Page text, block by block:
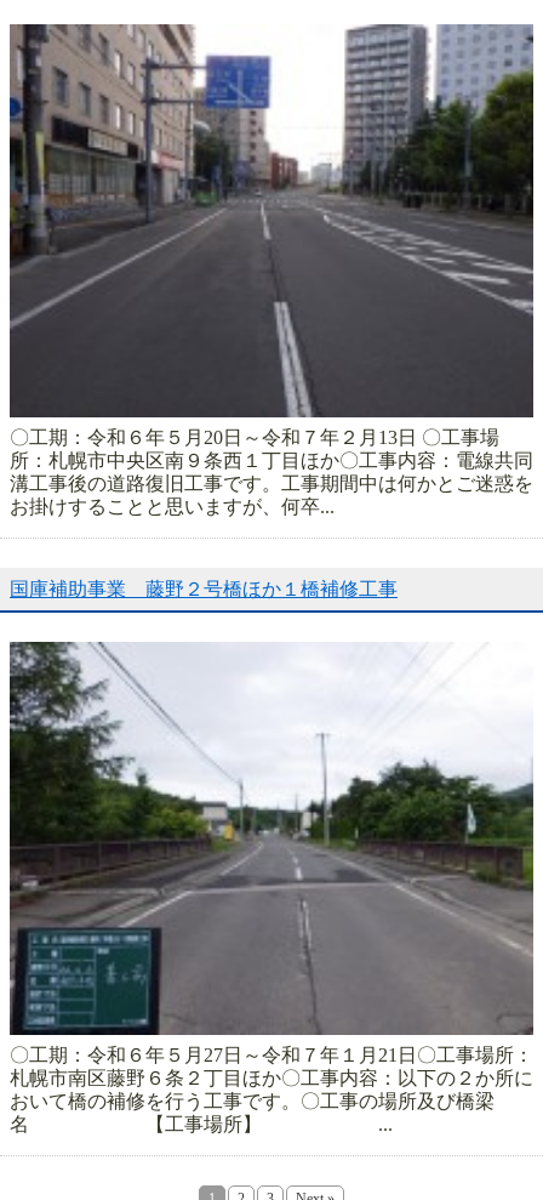
〇工期：令和６年５月20日～令和７年２月13日 〇工事場
所：札幌市中央区南９条西１丁目ほか〇工事内容：電線共同
溝工事後の道路復旧工事です。工事期間中は何かとご迷惑を
お掛けすることと思いますが、何卒...
国庫補助事業 藤野２号橋ほか１橋補修工事
〇工期：令和６年５月27日～令和７年１月21日〇工事場所：
札幌市南区藤野６条２丁目ほか〇工事内容：以下の２か所に
おいて橋の補修を行う工事です。〇工事の場所及び橋梁
名 【工事場所】 ...